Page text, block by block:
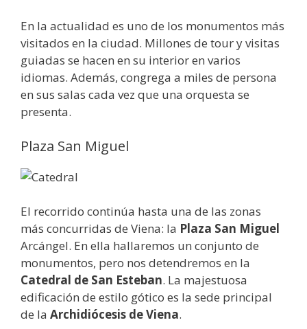
En la actualidad es uno de los monumentos más
visitados en la ciudad. Millones de tour y visitas
guiadas se hacen en su interior en varios
idiomas. Además, congrega a miles de persona
en sus salas cada vez que una orquesta se
presenta.
Plaza San Miguel
El recorrido continúa hasta una de las zonas
más concurridas de Viena: la Plaza San Miguel
Arcángel. En ella hallaremos un conjunto de
monumentos, pero nos detendremos en la
Catedral de San Esteban. La majestuosa
edificación de estilo gótico es la sede principal
de la Archidiócesis de Viena.